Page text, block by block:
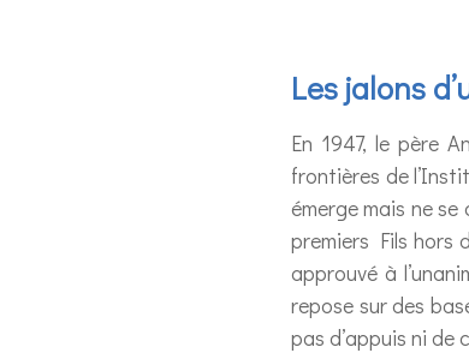
Les jalons
En 1947, le père
frontières de
émerge mais ne
premiers Fils hors
approuvé à
repose sur des
pas d’appuis ni de